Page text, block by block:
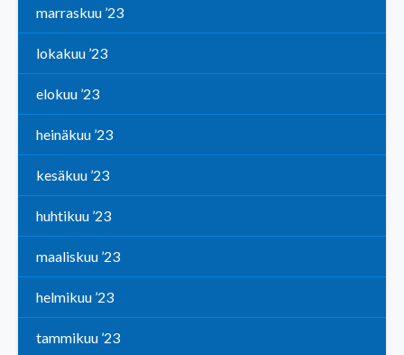
marraskuu ’23
lokakuu ’23
elokuu ’23
heinäkuu ’23
kesäkuu ’23
huhtikuu ’23
maaliskuu ’23
helmikuu ’23
tammikuu ’23